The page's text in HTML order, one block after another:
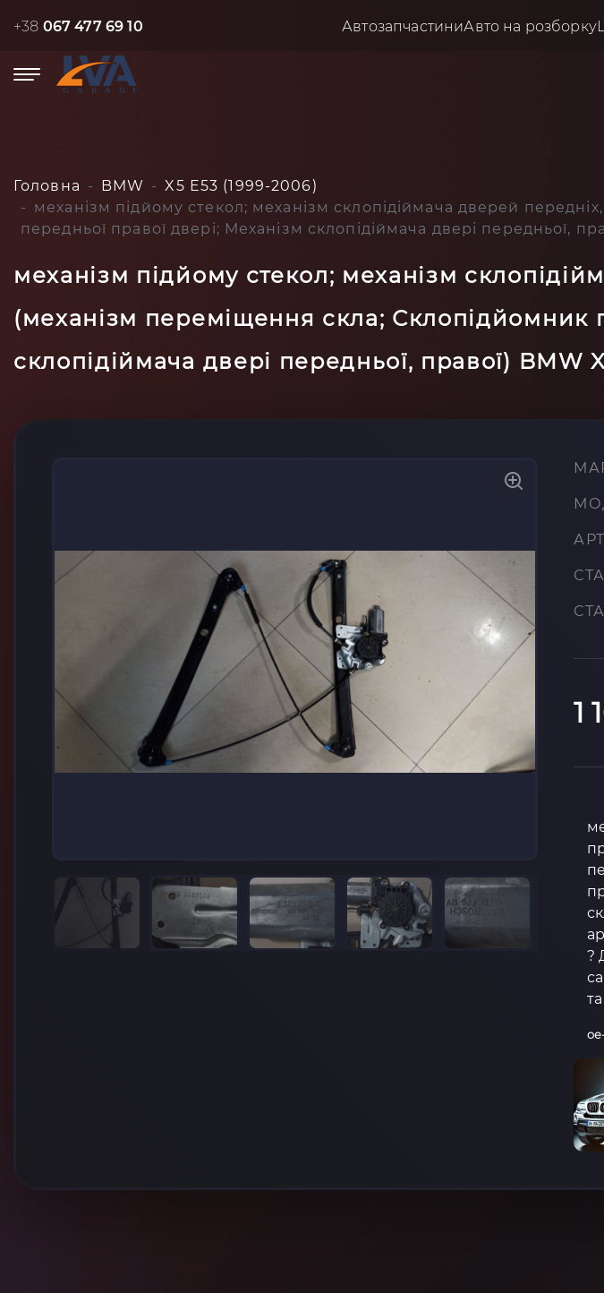
+38 067 477 69 10 АвтозапчастиниАвто на розборку
Головна BMW
X5 E53 (1999-2006)
механізм підйому стекол; механізм склопідіймача дверей
передньої правої двері; Механізм склопідіймача двері передньої,
механізм підйому стекол; механізм
(механізм переміщення скла; Склопідйомник
склопідіймача двері передньої, правої) BMW
1
?